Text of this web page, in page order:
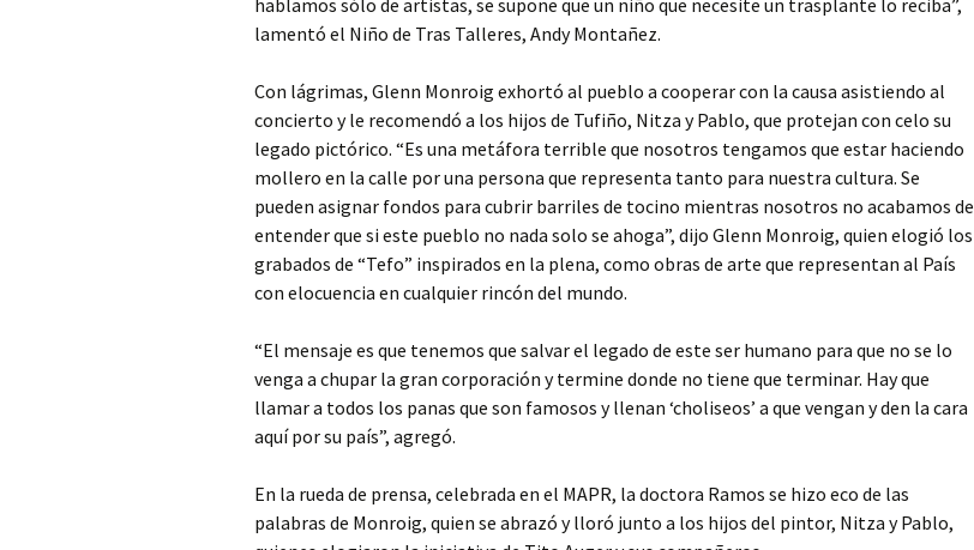
hablamos sólo de artistas, se supone que un niño que necesite un trasplante lo reciba”,
lamentó el Niño de Tras Talleres, Andy Montañez.
Con lágrimas, Glenn Monroig exhortó al pueblo a cooperar con la causa asistiendo al
concierto y le recomendó a los hijos de Tufiño, Nitza y Pablo, que protejan con celo su
legado pictórico. “Es una metáfora terrible que nosotros tengamos que estar haciendo
mollero en la calle por una persona que representa tanto para nuestra cultura. Se
pueden asignar fondos para cubrir barriles de tocino mientras nosotros no acabamos de
entender que si este pueblo no nada solo se ahoga”, dijo Glenn Monroig, quien elogió los
grabados de “Tefo” inspirados en la plena, como obras de arte que representan al País
con elocuencia en cualquier rincón del mundo.
“El mensaje es que tenemos que salvar el legado de este ser humano para que no se lo
venga a chupar la gran corporación y termine donde no tiene que terminar. Hay que
llamar a todos los panas que son famosos y llenan ‘choliseos’ a que vengan y den la cara
aquí por su país”, agregó.
En la rueda de prensa, celebrada en el MAPR, la doctora Ramos se hizo eco de las
palabras de Monroig, quien se abrazó y lloró junto a los hijos del pintor, Nitza y Pablo,